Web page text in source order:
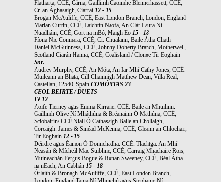
Flatharta, CCÉ, Cárna, Gaillimh Caoimhe Blennerhassett, CCÉ,
Cr. an Ághasaigh, Ciarraí 12 - 15
Brogan McAuliffe, CCÉ, East London Branch, London, England
Marian Curtin, CCÉ, Laichtín Naofa, An Clár Laura Ní
Nuadháin, CCÉ, Gort na mBó, Maigh Eo 15 - 18
Fíona Nic Conmara, CCÉ, Cr. Chualann, Baile Átha Cliath
Daniel McGuinness, CCÉ, Johnny Doherty Branch, Motherwell,
Scotland Ciarán Hanna, CCÉ, Coalisland / Clonoe Tír Eoghain
Snr.
Audrey Murphy, CCÉ, An Móta, An Iar Mhí Cathy Jones, CCÉ,
Muileann an Bhata, Cill Chainnigh Matthew Dean, Villa Real,
Castellan, 12540, Spain COMÓRTAS 23
CEOL BEIRTE / DUETS
Fé 12
Aoife Tierney agus Emma Kirrane, CCÉ, Baile an Mhuilinn,
Gaillimh Olive Ní Mháthúna & Bréanainn Ó Mathúna, CCÉ,
Sciobairín/ CCÉ Niall Ó Cathasaigh Baile an Chollaigh,
Corcaigh. James & Sinéad McKenna, CCÉ, Gleann an Chlochair,
Tír Eoghain 12 - 15
Déirdre agus Éamon Ó Donnchadha, CCÉ, Tlachtga, An Mhí
Neasán & Mícheál Mac Suibhne, CCÉ, Carraig Mhachaire Rois,
Muineachán Fergus Bogue & Ronan Sweeney, CCÉ, Béal Átha
na nEach, An Cabhán 15 - 18
Órlaith & Bronagh McAuliffe, CCÉ, East London Branch,
London, England Tania Ní Mhurchú agus Stephanie Ní